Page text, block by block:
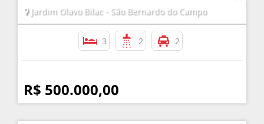
Jardim Olavo Bilac - São Bernardo do Campo
3 2 2
R$ 500.000,00